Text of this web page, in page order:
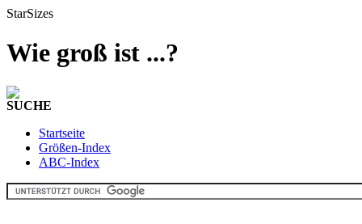
StarSizes
Wie groß ist ...?
SUCHE
Startseite
Größen-Index
ABC-Index